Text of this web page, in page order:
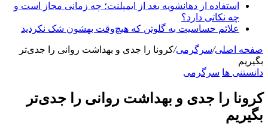
استفاده از دهانشویه بعد از ایمپلنت؛ چه زمانی مجاز است و
چه نکاتی دارد؟
علائم حساسیت به گلوتن که هیچ‌وقت بهشون شک نکردید
صفحه اصلی/سرگرمی/کرونا را جدی و بهداشت روانی را جدی‌تر
بگیریم
دانستنی ها سرگرمی
کرونا را جدی و بهداشت روانی را جدی‌تر
بگیریم